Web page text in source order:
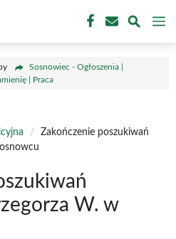
Sosnowiec - Ogłoszenia |
| Praca
/
Zakończenie poszukiwań
W. w